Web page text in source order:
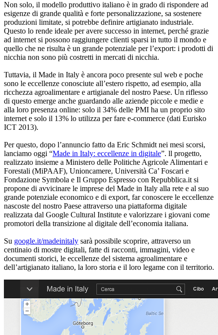
Non solo, il modello produttivo italiano è in grado di rispondere ad
esigenze di grande qualità e forte personalizzazione, sa sostenere
produzioni limitate, si potrebbe definire artigianato industriale.
Questo lo rende ideale per avere successo in internet, perché grazie
ad internet si possono raggiungere clienti sparsi in tutto il mondo e
quello che ne risulta è un grande potenziale per l’export: i prodotti di
nicchia non sono più costretti in mercati di nicchia.
Tuttavia, il Made in Italy è ancora poco presente sul web e poche
sono le eccellenze conosciute all’estero rispetto, ad esempio, alla
ricchezza agroalimentare e artigianale del nostro Paese. Un riflesso
di questo emerge anche guardando alle aziende piccole e medie e
alla loro presenza online: solo il 34% delle PMI ha un proprio sito
internet e solo il 13% lo utilizza per fare e-commerce (dati Eurisko
ICT 2013).
Per questo, dopo l’annuncio fatto da Eric Schmidt nei mesi scorsi,
lanciamo oggi “Made in Italy: eccellenze in digitale”. ll progetto,
realizzato insieme a Ministero delle Politiche Agricole Alimentari e
Forestali (MiPAAF), Unioncamere, Università Ca’ Foscari e
Fondazione Symbola e Il Gruppo Espresso con Repubblica.it si
propone di avvicinare le imprese del Made in Italy alla rete e al suo
grande potenziale economico e di export, far conoscere le eccellenze
nascoste del nostro Paese attraverso una piattaforma digitale
realizzata dal Google Cultural Institute e valorizzare i giovani come
promotori della transizione al digitale dell’economia italiana.
Su google.it/madeinitaly sarà possibile scoprire, attraverso un
centinaio di mostre digitali, fatte di racconti, immagini, video e
documenti storici, le eccellenze del sistema agroalimentare e
dell’artigianato italiano, la loro storia e il loro legame con il territorio.